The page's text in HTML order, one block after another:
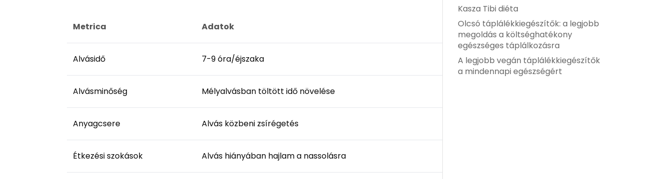
Metrica Adatok
Alvásidő 7-9 óra/éjszaka
Alvásminőség Mélyalvásban töltött idő növelése
Anyagcsere Alvás közbeni zsírégetés
Étkezési szokások Alvás hiányában hajlam a nassolásra
Kasza Tibi diéta
Olcsó táplálékkiegészítők: a legjobb
megoldás a költséghatékony
egészséges táplálkozásra
A legjobb vegán táplálékkiegészítők
a mindennapi egészségért